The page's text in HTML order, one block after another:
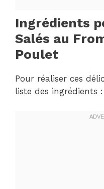
Ingrédients
Salés au
Poulet
Pour réaliser ces
liste des ingrédients :